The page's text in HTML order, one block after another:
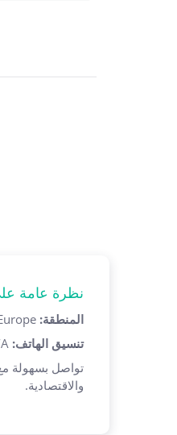
نظرة عامة
المنطقة:
تنسيق الهاتف:
والاقتصادية.